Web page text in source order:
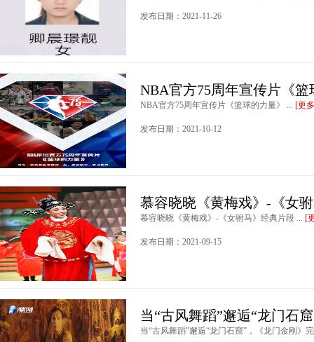
发布日期：2021-11-26
NBA官方75周年宣传片《篮
NBA官方75周年宣传片《篮球的力量》 ... [更
发布日期：2021-10-12
慕容晓晓《黄梅戏》-《女
慕容晓晓《黄梅戏》-《女驸马》经典片段 ... [
发布日期：2021-09-15
当“古风舞蹈”邂逅“龙门石
当“古风舞蹈”邂逅“龙门石窟”，《龙门金刚》